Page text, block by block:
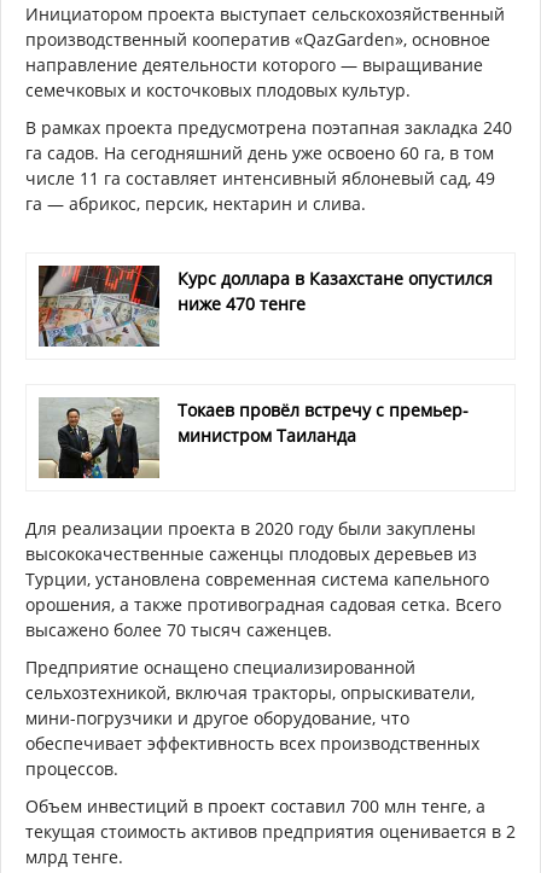
Инициатором проекта выступает сельскохозяйственный
производственный кооператив «QazGarden», основное
направление деятельности которого — выращивание
семечковых и косточковых плодовых культур.
В рамках проекта предусмотрена поэтапная закладка 240
га садов. На сегодняшний день уже освоено 60 га, в том
числе 11 га составляет интенсивный яблоневый сад, 49
га — абрикос, персик, нектарин и слива.
Курс доллара в Казахстане опустился
ниже 470 тенге
Токаев провёл встречу с премьер-
министром Таиланда
Для реализации проекта в 2020 году были закуплены
высококачественные саженцы плодовых деревьев из
Турции, установлена современная система капельного
орошения, а также противоградная садовая сетка. Всего
высажено более 70 тысяч саженцев.
Предприятие оснащено специализированной
сельхозтехникой, включая тракторы, опрыскиватели,
мини-погрузчики и другое оборудование, что
обеспечивает эффективность всех производственных
процессов.
Объем инвестиций в проект составил 700 млн тенге, а
текущая стоимость активов предприятия оценивается в 2
млрд тенге.